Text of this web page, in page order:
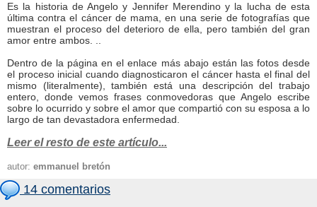
Es la historia de Angelo y Jennifer Merendino y la lucha de esta
última contra el cáncer de mama, en una serie de fotografías que
muestran el proceso del deterioro de ella, pero también del gran
amor entre ambos. ..
Dentro de la página en el enlace más abajo están las fotos desde
el proceso inicial cuando diagnosticaron el cáncer hasta el final del
mismo (literalmente), también está una descripción del trabajo
entero, donde vemos frases conmovedoras que Angelo escribe
sobre lo ocurrido y sobre el amor que compartió con su esposa a lo
largo de tan devastadora enfermedad.
Leer el resto de este artículo...
autor: emmanuel bretón
14 comentarios